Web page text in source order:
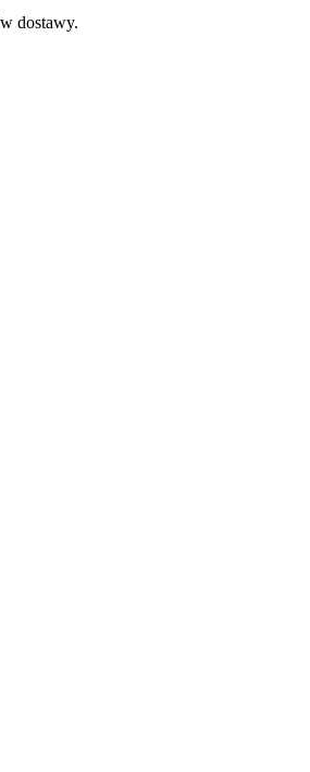
dostawy.